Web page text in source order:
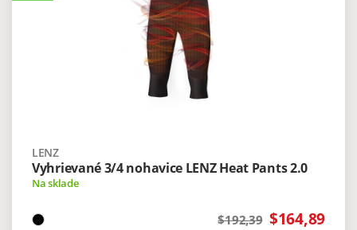
LENZ
Vyhrievané 3/4 nohavice LENZ Heat Pants 2.0
Na sklade
$192,39 $164,89